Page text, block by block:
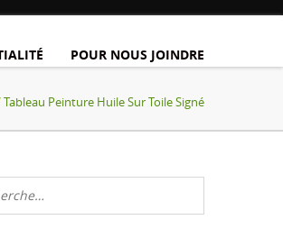
POUR NOUS JOINDRE
Tableau Peinture Huile Sur Toile Signé